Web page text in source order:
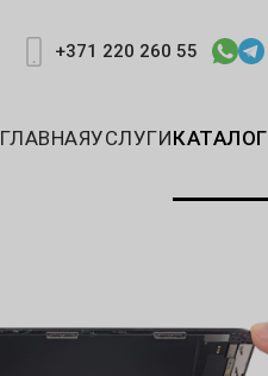
+371 220 260 55
ГЛАВНАЯУСЛУГИКАТАЛОГ